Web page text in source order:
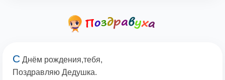
С Днём рождения,тебя,
Поздравляю Дедушка.